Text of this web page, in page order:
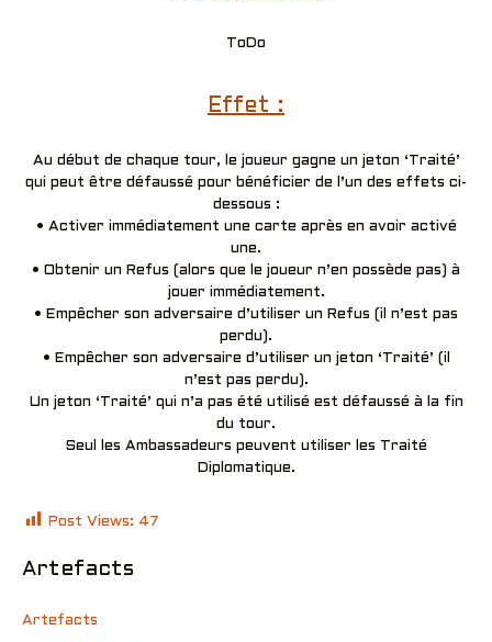
ToDo
Effet :
Au début de chaque tour, le joueur gagne un jeton ‘Traité’
qui peut être défaussé pour bénéficier de l’un des effets ci-
dessous :
• Activer immédiatement une carte après en avoir activé
une.
• Obtenir un Refus (alors que le joueur n’en possède pas) à
jouer immédiatement.
• Empêcher son adversaire d’utiliser un Refus (il n’est pas
perdu).
• Empêcher son adversaire d’utiliser un jeton ‘Traité’ (il
n’est pas perdu).
Un jeton ‘Traité’ qui n’a pas été utilisé est défaussé à la fin
du tour.
Seul les Ambassadeurs peuvent utiliser les Traité
Diplomatique.
Post Views: 47
Artefacts
Artefacts